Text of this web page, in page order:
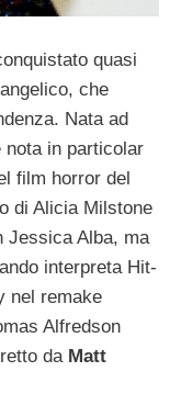
quasi
che
Nata ad
nota in particolar
film horror del
di Alicia Milstone
Jessica Alba, ma
interpreta Hit-
nel remake
Alfredson
da Matt